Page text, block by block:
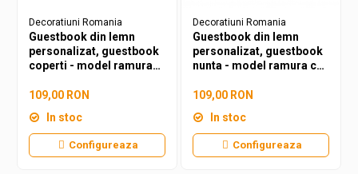
Decoratiuni Romania
Guestbook din lemn
personalizat, guestbook
coperti - model ramura
109,00 RON
In stoc
Configureaza
Decoratiuni Romania
Guestbook din lemn
personalizat, guestbook
nunta - model ramura cu
109,00 RON
In stoc
Configureaza